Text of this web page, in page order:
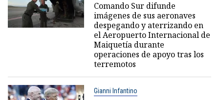
Comando Sur difunde
imágenes de sus aeronaves
despegando y aterrizando en
el Aeropuerto Internacional de
Maiquetía durante
operaciones de apoyo tras los
terremotos
Gianni Infantino